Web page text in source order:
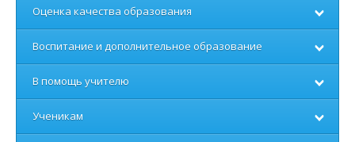
Оценка качества образования
Воспитание и дополнительное образование
В помощь учителю
Ученикам